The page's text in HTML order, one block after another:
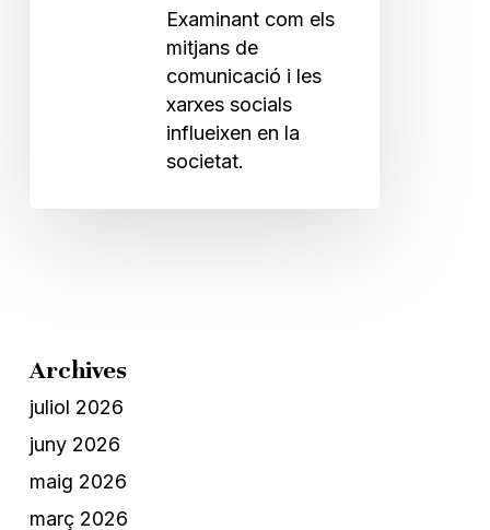
Examinant com els
mitjans de
comunicació i les
xarxes socials
influeixen en la
societat.
Archives
juliol 2026
juny 2026
maig 2026
març 2026